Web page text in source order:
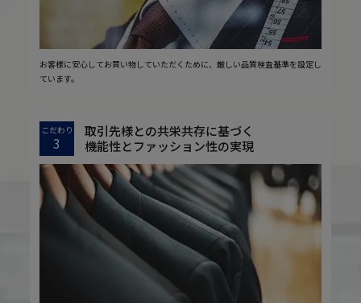
お客様に安心してお買い物していただくために、厳しい品質検査基準を設定し
ています。
こだわり
3
取引先様との共栄共存に基づく
機能性とファッション性の実現